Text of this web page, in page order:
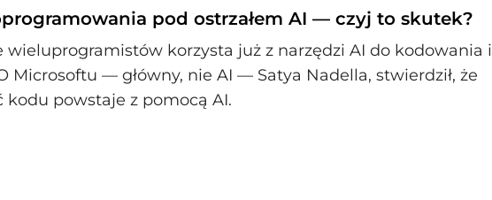
pod ostrzałem AI — czyj to skutek?
wieluprogramistów korzysta już z narzędzi AI do kodowania i
Microsoftu — główny, nie AI — Satya Nadella, stwierdził, że
kodu powstaje z pomocą AI.